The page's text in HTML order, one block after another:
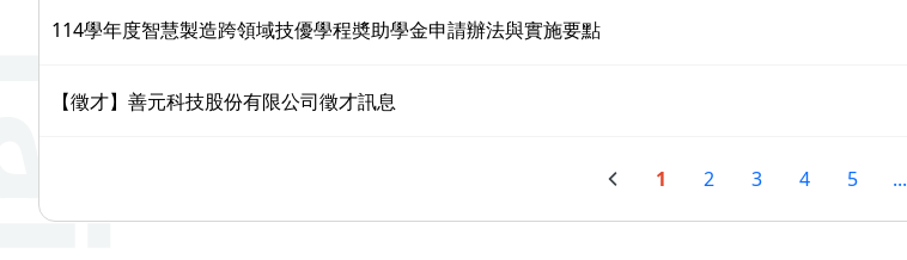
114學年度智慧製造跨領域技優學程奬助學金申請辦法與實施要點
【徵才】善元科技股份有限公司徵才訊息
1 2 3 4 5 ...